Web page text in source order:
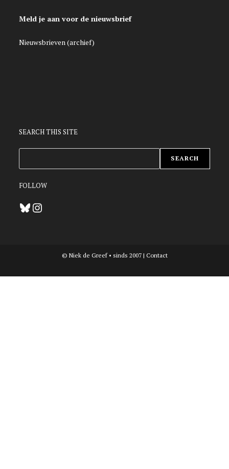
Meld je aan voor de nieuwsbrief
Nieuwsbrieven (archief)
SEARCH THIS SITE
SEARCH
FOLLOW
BlueskyInstagram
© Niek de Greef • sinds 2007 | Contact